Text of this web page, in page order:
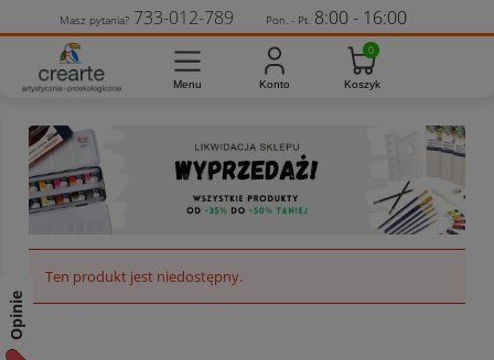
Ten produkt jest niedostępny.
Masz pytania? 733-012-789 Pon. - Pt. 8:00 - 16:00
Opinie